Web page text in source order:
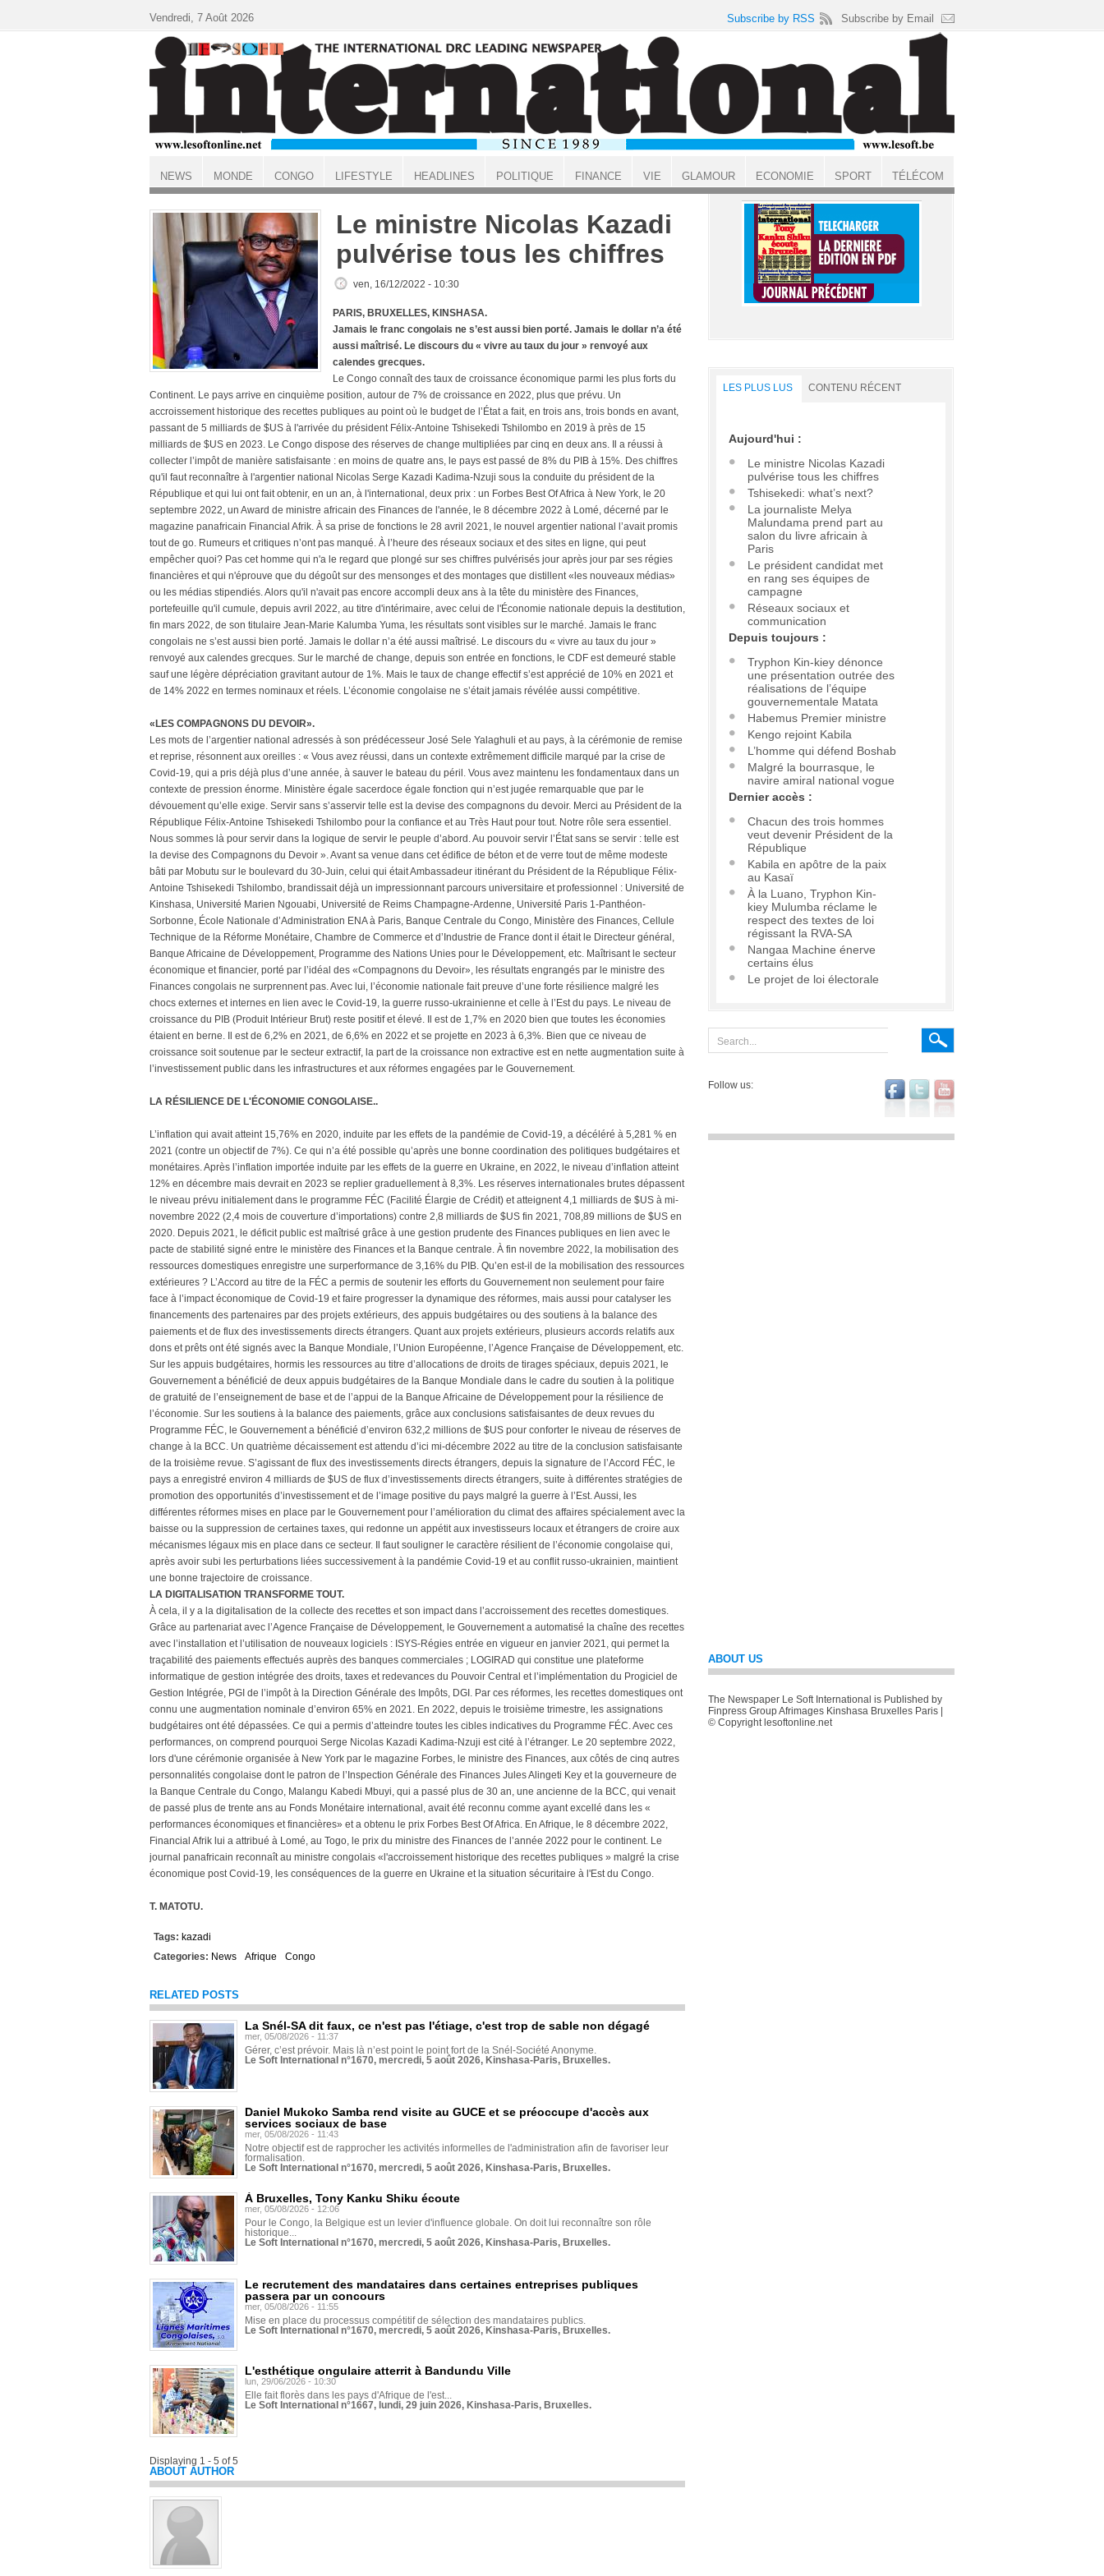
ACCUEIL
Le ministre Nicolas Kazadi
pulvérise tous les chiffres
ven, 16/12/2022 - 10:30
PARIS, BRUXELLES, KINSHASA.
Jamais le franc congolais ne s’est aussi bien porté. Jamais le dollar n’a été
aussi maîtrisé. Le discours du « vivre au taux du jour » renvoyé aux
calendes grecques.
Le Congo connaît des taux de croissance économique parmi les plus forts du
Continent. Le pays arrive en cinquième position, autour de 7% de croissance en 2022, plus que prévu. Un
accroissement historique des recettes publiques au point où le budget de l’État a fait, en trois ans, trois bonds en avant,
passant de 5 milliards de $US à l'arrivée du président Félix-Antoine Tshisekedi Tshilombo en 2019 à près de 15
milliards de $US en 2023. Le Congo dispose des réserves de change multipliées par cinq en deux ans. Il a réussi à
collecter l’impôt de manière satisfaisante : en moins de quatre ans, le pays est passé de 8% du PIB à 15%. Des chiffres
qu'il faut reconnaître à l'argentier national Nicolas Serge Kazadi Kadima-Nzuji sous la conduite du président de la
République et qui lui ont fait obtenir, en un an, à l'international, deux prix : un Forbes Best Of Africa à New York, le 20
septembre 2022, un Award de ministre africain des Finances de l'année, le 8 décembre 2022 à Lomé, décerné par le
magazine panafricain Financial Afrik. À sa prise de fonctions le 28 avril 2021, le nouvel argentier national l’avait promis
tout de go. Rumeurs et critiques n’ont pas manqué. À l’heure des réseaux sociaux et des sites en ligne, qui peut
empêcher quoi? Pas cet homme qui n'a le regard que plongé sur ses chiffres pulvérisés jour après jour par ses régies
financières et qui n'éprouve que du dégoût sur des mensonges et des montages que distillent «les nouveaux médias»
ou les médias stipendiés. Alors qu'il n'avait pas encore accompli deux ans à la tête du ministère des Finances,
portefeuille qu'il cumule, depuis avril 2022, au titre d'intérimaire, avec celui de l'Économie nationale depuis la destitution,
fin mars 2022, de son titulaire Jean-Marie Kalumba Yuma, les résultats sont visibles sur le marché. Jamais le franc
congolais ne s’est aussi bien porté. Jamais le dollar n’a été aussi maîtrisé. Le discours du « vivre au taux du jour »
renvoyé aux calendes grecques. Sur le marché de change, depuis son entrée en fonctions, le CDF est demeuré stable
sauf une légère dépréciation gravitant autour de 1%. Mais le taux de change effectif s’est apprécié de 10% en 2021 et
de 14% 2022 en termes nominaux et réels. L’économie congolaise ne s’était jamais révélée aussi compétitive.
«LES COMPAGNONS DU DEVOIR».
Les mots de l’argentier national adressés à son prédécesseur José Sele Yalaghuli et au pays, à la cérémonie de remise
et reprise, résonnent aux oreilles : « Vous avez réussi, dans un contexte extrêmement difficile marqué par la crise de
Covid-19, qui a pris déjà plus d’une année, à sauver le bateau du péril. Vous avez maintenu les fondamentaux dans un
contexte de pression énorme. Ministère égale sacerdoce égale fonction qui n’est jugée remarquable que par le
dévouement qu’elle exige. Servir sans s’asservir telle est la devise des compagnons du devoir. Merci au Président de la
République Félix-Antoine Tshisekedi Tshilombo pour la confiance et au Très Haut pour tout. Notre rôle sera essentiel.
Nous sommes là pour servir dans la logique de servir le peuple d’abord. Au pouvoir servir l’État sans se servir : telle est
la devise des Compagnons du Devoir ». Avant sa venue dans cet édifice de béton et de verre tout de même modeste
bâti par Mobutu sur le boulevard du 30-Juin, celui qui était Ambassadeur itinérant du Président de la République Félix-
Antoine Tshisekedi Tshilombo, brandissait déjà un impressionnant parcours universitaire et professionnel : Université de
Kinshasa, Université Marien Ngouabi, Université de Reims Champagne-Ardenne, Université Paris 1-Panthéon-
Sorbonne, École Nationale d’Administration ENA à Paris, Banque Centrale du Congo, Ministère des Finances, Cellule
Technique de la Réforme Monétaire, Chambre de Commerce et d’Industrie de France dont il était le Directeur général,
Banque Africaine de Développement, Programme des Nations Unies pour le Développement, etc. Maîtrisant le secteur
économique et financier, porté par l’idéal des «Compagnons du Devoir», les résultats engrangés par le ministre des
Finances congolais ne surprennent pas. Avec lui, l’économie nationale fait preuve d’une forte résilience malgré les
chocs externes et internes en lien avec le Covid-19, la guerre russo-ukrainienne et celle à l’Est du pays. Le niveau de
croissance du PIB (Produit Intérieur Brut) reste positif et élevé. Il est de 1,7% en 2020 bien que toutes les économies
étaient en berne. Il est de 6,2% en 2021, de 6,6% en 2022 et se projette en 2023 à 6,3%. Bien que ce niveau de
croissance soit soutenue par le secteur extractif, la part de la croissance non extractive est en nette augmentation suite à
l’investissement public dans les infrastructures et aux réformes engagées par le Gouvernement.
LA RÉSILIENCE DE L'ÉCONOMIE CONGOLAISE..
L’inflation qui avait atteint 15,76% en 2020, induite par les effets de la pandémie de Covid-19, a décéléré à 5,281 % en
2021 (contre un objectif de 7%). Ce qui n’a été possible qu’après une bonne coordination des politiques budgétaires et
monétaires. Après l’inflation importée induite par les effets de la guerre en Ukraine, en 2022, le niveau d’inflation atteint
12% en décembre mais devrait en 2023 se replier graduellement à 8,3%. Les réserves internationales brutes dépassent
le niveau prévu initialement dans le programme FÉC (Facilité Élargie de Crédit) et atteignent 4,1 milliards de $US à mi-
novembre 2022 (2,4 mois de couverture d’importations) contre 2,8 milliards de $US fin 2021, 708,89 millions de $US en
2020. Depuis 2021, le déficit public est maîtrisé grâce à une gestion prudente des Finances publiques en lien avec le
pacte de stabilité signé entre le ministère des Finances et la Banque centrale. À fin novembre 2022, la mobilisation des
ressources domestiques enregistre une surperformance de 3,16% du PIB. Qu’en est-il de la mobilisation des ressources
extérieures ? L’Accord au titre de la FÉC a permis de soutenir les efforts du Gouvernement non seulement pour faire
face à l’impact économique de Covid-19 et faire progresser la dynamique des réformes, mais aussi pour catalyser les
financements des partenaires par des projets extérieurs, des appuis budgétaires ou des soutiens à la balance des
paiements et de flux des investissements directs étrangers. Quant aux projets extérieurs, plusieurs accords relatifs aux
dons et prêts ont été signés avec la Banque Mondiale, l’Union Européenne, l’Agence Française de Développement, etc.
Sur les appuis budgétaires, hormis les ressources au titre d’allocations de droits de tirages spéciaux, depuis 2021, le
Gouvernement a bénéficié de deux appuis budgétaires de la Banque Mondiale dans le cadre du soutien à la politique
de gratuité de l’enseignement de base et de l’appui de la Banque Africaine de Développement pour la résilience de
l’économie. Sur les soutiens à la balance des paiements, grâce aux conclusions satisfaisantes de deux revues du
Programme FÉC, le Gouvernement a bénéficié d’environ 632,2 millions de $US pour conforter le niveau de réserves de
change à la BCC. Un quatrième décaissement est attendu d’ici mi-décembre 2022 au titre de la conclusion satisfaisante
de la troisième revue. S’agissant de flux des investissements directs étrangers, depuis la signature de l’Accord FÉC, le
pays a enregistré environ 4 milliards de $US de flux d’investissements directs étrangers, suite à différentes stratégies de
promotion des opportunités d’investissement et de l’image positive du pays malgré la guerre à l’Est. Aussi, les
différentes réformes mises en place par le Gouvernement pour l’amélioration du climat des affaires spécialement avec la
baisse ou la suppression de certaines taxes, qui redonne un appétit aux investisseurs locaux et étrangers de croire aux
mécanismes légaux mis en place dans ce secteur. Il faut souligner le caractère résilient de l’économie congolaise qui,
après avoir subi les perturbations liées successivement à la pandémie Covid-19 et au conflit russo-ukrainien, maintient
une bonne trajectoire de croissance.
LA DIGITALISATION TRANSFORME TOUT.
À cela, il y a la digitalisation de la collecte des recettes et son impact dans l’accroissement des recettes domestiques.
Grâce au partenariat avec l’Agence Française de Développement, le Gouvernement a automatisé la chaîne des recettes
avec l’installation et l’utilisation de nouveaux logiciels : ISYS-Régies entrée en vigueur en janvier 2021, qui permet la
traçabilité des paiements effectués auprès des banques commerciales ; LOGIRAD qui constitue une plateforme
informatique de gestion intégrée des droits, taxes et redevances du Pouvoir Central et l’implémentation du Progiciel de
Gestion Intégrée, PGI de l’impôt à la Direction Générale des Impôts, DGI. Par ces réformes, les recettes domestiques ont
connu une augmentation nominale d’environ 65% en 2021. En 2022, depuis le troisième trimestre, les assignations
budgétaires ont été dépassées. Ce qui a permis d’atteindre toutes les cibles indicatives du Programme FÉC. Avec ces
performances, on comprend pourquoi Serge Nicolas Kazadi Kadima-Nzuji est cité à l’étranger. Le 20 septembre 2022,
lors d'une cérémonie organisée à New York par le magazine Forbes, le ministre des Finances, aux côtés de cinq autres
personnalités congolaise dont le patron de l’Inspection Générale des Finances Jules Alingeti Key et la gouverneure de
la Banque Centrale du Congo, Malangu Kabedi Mbuyi, qui a passé plus de 30 an, une ancienne de la BCC, qui venait
de passé plus de trente ans au Fonds Monétaire international, avait été reconnu comme ayant excellé dans les «
performances économiques et financières» et a obtenu le prix Forbes Best Of Africa. En Afrique, le 8 décembre 2022,
Financial Afrik lui a attribué à Lomé, au Togo, le prix du ministre des Finances de l’année 2022 pour le continent. Le
journal panafricain reconnaît au ministre congolais «l'accroissement historique des recettes publiques » malgré la crise
économique post Covid-19, les conséquences de la guerre en Ukraine et la situation sécuritaire à l'Est du Congo.
T. MATOTU.
Tags: kazadi
Categories: News Afrique Congo
RELATED POSTS
La Snél-SA dit faux, ce n'est pas l'étiage, c'est trop de sable non dégagé
mer, 05/08/2026 - 11:37
Gérer, c’est prévoir. Mais là n’est point le point fort de la Snél-Société Anonyme.
Le Soft International n°1670, mercredi, 5 août 2026, Kinshasa-Paris, Bruxelles.
Daniel Mukoko Samba rend visite au GUCE et se préoccupe d'accès aux
services sociaux de base
mer, 05/08/2026 - 11:43
Notre objectif est de rapprocher les activités informelles de l'administration afin de favoriser leur
formalisation.
Le Soft International n°1670, mercredi, 5 août 2026, Kinshasa-Paris, Bruxelles.
À Bruxelles, Tony Kanku Shiku écoute
mer, 05/08/2026 - 12:06
Pour le Congo, la Belgique est un levier d'influence globale. On doit lui reconnaître son rôle
historique...
Le Soft International n°1670, mercredi, 5 août 2026, Kinshasa-Paris, Bruxelles.
Le recrutement des mandataires dans certaines entreprises publiques
passera par un concours
mer, 05/08/2026 - 11:55
Mise en place du processus compétitif de sélection des mandataires publics.
Le Soft International n°1670, mercredi, 5 août 2026, Kinshasa-Paris, Bruxelles.
L'esthétique ongulaire atterrit à Bandundu Ville
lun, 29/06/2026 - 10:30
Elle fait florès dans les pays d'Afrique de l'est...
Le Soft International n°1667, lundi, 29 juin 2026, Kinshasa-Paris, Bruxelles.
Displaying 1 - 5 of 5
ABOUT AUTHOR
LES PLUS LUS CONTENU RÉCENT
Aujourd'hui :
Le ministre Nicolas Kazadi
pulvérise tous les chiffres
Tshisekedi: what’s next?
La journaliste Melya
Malundama prend part au
salon du livre africain à
Paris
Le président candidat met
en rang ses équipes de
campagne
Réseaux sociaux et
communication
Depuis toujours :
Tryphon Kin-kiey dénonce
une présentation outrée des
réalisations de l’équipe
gouvernementale Matata
Habemus Premier ministre
Kengo rejoint Kabila
L’homme qui défend Boshab
Malgré la bourrasque, le
navire amiral national vogue
Dernier accès :
Chacun des trois hommes
veut devenir Président de la
République
Kabila en apôtre de la paix
au Kasaï
À la Luano, Tryphon Kin-
kiey Mulumba réclame le
respect des textes de loi
régissant la RVA-SA
Nangaa Machine énerve
certains élus
Le projet de loi électorale
Follow us:
ABOUT US
The Newspaper Le Soft International is Published by
Finpress Group Afrimages Kinshasa Bruxelles Paris |
© Copyright lesoftonline.net
Vendredi, 7 Août 2026 Subscribe by RSS Subscribe by Email
NEWS MONDE CONGO LIFESTYLE HEADLINES POLITIQUE FINANCE VIE GLAMOUR ECONOMIE SPORT TÉLÉCOM